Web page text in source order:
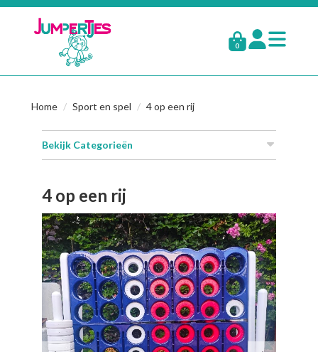
0
Home Sport en spel 4 op een rij
Bekijk Categorieën
4 op een rij